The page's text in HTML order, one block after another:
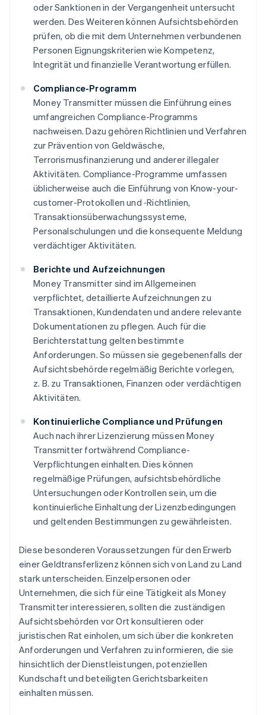
oder Sanktionen in der Vergangenheit untersucht
werden. Des Weiteren können Aufsichtsbehörden
prüfen, ob die mit dem Unternehmen verbundenen
Personen Eignungskriterien wie Kompetenz,
Integrität und finanzielle Verantwortung erfüllen.
Compliance-Programm
Money Transmitter müssen die Einführung eines
umfangreichen Compliance-Programms
nachweisen. Dazu gehören Richtlinien und Verfahren
zur Prävention von Geldwäsche,
Terrorismusfinanzierung und anderer illegaler
Aktivitäten. Compliance-Programme umfassen
üblicherweise auch die Einführung von Know-your-
customer-Protokollen und ‑Richtlinien,
Transaktionsüberwachungssysteme,
Personalschulungen und die konsequente Meldung
verdächtiger Aktivitäten.
Berichte und Aufzeichnungen
Money Transmitter sind im Allgemeinen
verpflichtet, detaillierte Aufzeichnungen zu
Transaktionen, Kundendaten und andere relevante
Dokumentationen zu pflegen. Auch für die
Berichterstattung gelten bestimmte
Anforderungen. So müssen sie gegebenenfalls der
Aufsichtsbehörde regelmäßig Berichte vorlegen,
z. B. zu Transaktionen, Finanzen oder verdächtigen
Aktivitäten.
Kontinuierliche Compliance und Prüfungen
Auch nach ihrer Lizenzierung müssen Money
Transmitter fortwährend Compliance-
Verpflichtungen einhalten. Dies können
regelmäßige Prüfungen, aufsichtsbehördliche
Untersuchungen oder Kontrollen sein, um die
kontinuierliche Einhaltung der Lizenzbedingungen
und geltenden Bestimmungen zu gewährleisten.
Diese besonderen Voraussetzungen für den Erwerb
einer Geldtransferlizenz können sich von Land zu Land
stark unterscheiden. Einzelpersonen oder
Unternehmen, die sich für eine Tätigkeit als Money
Transmitter interessieren, sollten die zuständigen
Aufsichtsbehörden vor Ort konsultieren oder
juristischen Rat einholen, um sich über die konkreten
Anforderungen und Verfahren zu informieren, die sie
hinsichtlich der Dienstleistungen, potenziellen
Kundschaft und beteiligten Gerichtsbarkeiten
einhalten müssen.